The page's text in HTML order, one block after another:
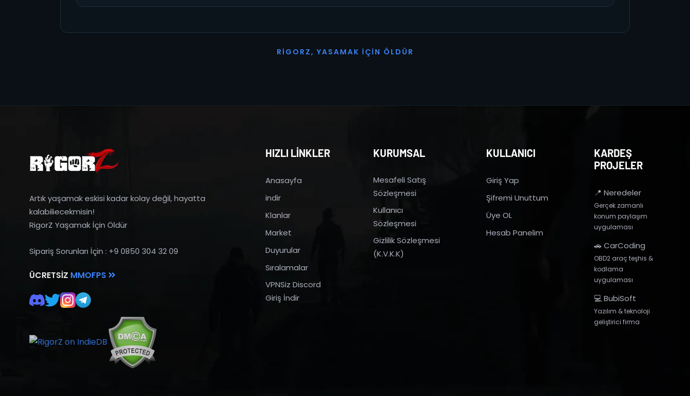
R I G O R Z, YASAMAK İ ÇI N Ö L D Ü R
Artık yaşamak eskisi kadar kolay değil, hayatta
kalabiliecekmisin!
RigorZ Yaşamak İçin Öldür
Sipariş Sorunları İçin : +9 0850 304 32 09
ÜCRETSIZ MMOFPS
HIZLI LİNKLER
Anasayfa
indir
Klanlar
Market
Duyurular
Sıralamalar
VPNSiz Discord
Giriş İndir
KURUMSAL
Mesafeli Satış
Sözleşmesi
Kullanıcı
Sözleşmesi
Gizlilik Sözleşmesi
(K.V.K.K)
KULLANICI
Giriş Yap
Şifremi Unuttum
Üye OL
Hesab Panelim
KARDEŞ
PROJELER
📍 Neredeler
Gerçek zamanlı
konum paylaşım
uygulaması
🚗 CarCoding
OBD2 araç teşhis &
kodlama
uygulaması
💻 BubiSoft
Yazılım & teknoloji
geliştirici firma